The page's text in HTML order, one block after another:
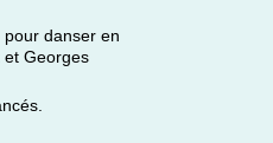
pour danser en
et Georges